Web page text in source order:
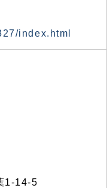
index.html
1-14-5